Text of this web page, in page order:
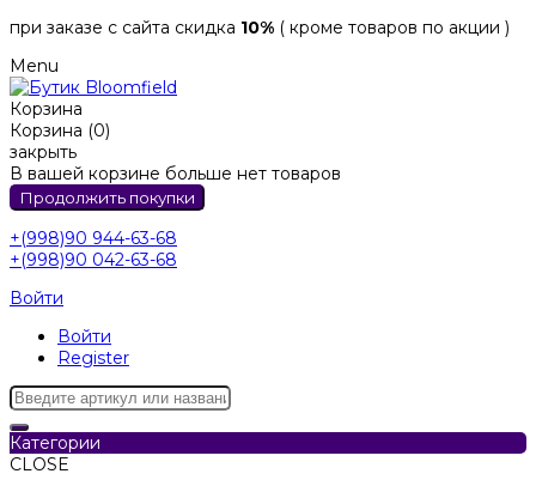
при заказе с сайта скидка 10% ( кроме товаров по акции )
Menu
Корзина
Корзина (0)
закрыть
В вашей корзине больше нет товаров
Продолжить покупки
+(998)90 944-63-68
+(998)90 042-63-68
Войти
Войти
Register
Категории
CLOSE